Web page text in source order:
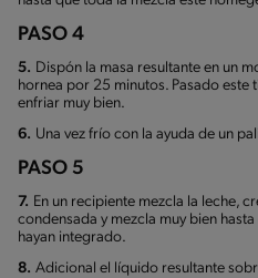
PASO 4
5. Dispón la masa resultante en un
hornea por 25 minutos. Pasado este
enfriar muy bien.
6. Una vez frío con la ayuda de un
PASO 5
7. En un recipiente mezcla la leche,
condensada y mezcla muy bien
hayan integrado.
8. Adicional el líquido resultante